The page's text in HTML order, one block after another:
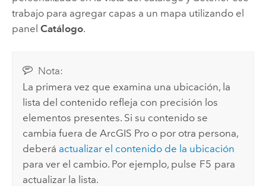
trabajo para agregar capas a un mapa utilizando el
panel Catálogo.
Nota:
La primera vez que examina una ubicación, la
lista del contenido refleja con precisión los
elementos presentes. Si su contenido se
cambia fuera deArcGIS Pro o por otra persona,
deberá actualizar el contenido de la ubicación
para ver el cambio. Por ejemplo, pulse F5 para
actualizar la lista.